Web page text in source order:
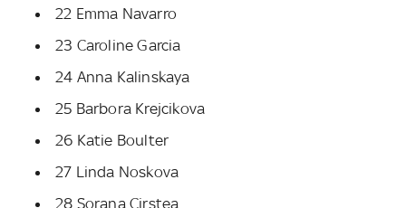
22 Emma Navarro
23 Caroline Garcia
24 Anna Kalinskaya
25 Barbora Krejcikova
26 Katie Boulter
27 Linda Noskova
28 Sorana Cirstea